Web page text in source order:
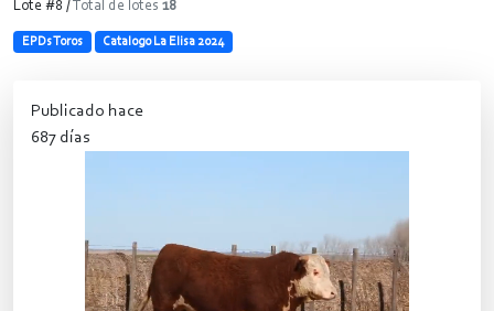
Lote #8 /Total de lotes 18
EPDs Toros Catalogo La Elisa 2024
Publicado hace
687 días